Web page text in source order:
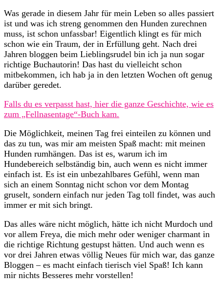
Was gerade in diesem Jahr für mein Leben so alles passiert
ist und was ich streng genommen den Hunden zurechnen
muss, ist schon unfassbar! Eigentlich klingt es für mich
schon wie ein Traum, der in Erfüllung geht. Nach drei
Jahren bloggen beim Lieblingsrudel bin ich ja nun sogar
richtige Buchautorin! Das hast du vielleicht schon
mitbekommen, ich hab ja in den letzten Wochen oft genug
darüber geredet.
Falls du es verpasst hast, hier die ganze Geschichte, wie es
zum „Fellnasentage“-Buch kam.
Die Möglichkeit, meinen Tag frei einteilen zu können und
das zu tun, was mir am meisten Spaß macht: mit meinen
Hunden rumhängen. Das ist es, warum ich im
Hundebereich selbständig bin, auch wenn es nicht immer
einfach ist. Es ist ein unbezahlbares Gefühl, wenn man
sich an einem Sonntag nicht schon vor dem Montag
gruselt, sondern einfach nur jeden Tag toll findet, was auch
immer er mit sich bringt.
Das alles wäre nicht möglich, hätte ich nicht Murdoch und
vor allem Freya, die mich mehr oder weniger charmant in
die richtige Richtung gestupst hätten. Und auch wenn es
vor drei Jahren etwas völlig Neues für mich war, das ganze
Bloggen – es macht einfach tierisch viel Spaß! Ich kann
mir nichts Besseres mehr vorstellen!